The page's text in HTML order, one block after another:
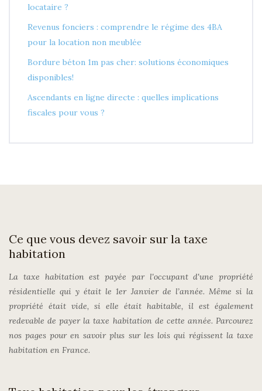
locataire ?
Revenus fonciers : comprendre le régime des 4BA
pour la location non meublée
Bordure béton 1m pas cher: solutions économiques
disponibles!
Ascendants en ligne directe : quelles implications
fiscales pour vous ?
Ce que vous devez savoir sur la taxe
habitation
La taxe habitation est payée par l'occupant d'une propriété
résidentielle qui y était le 1er Janvier de l’année. Même si la
propriété était vide, si elle était habitable, il est également
redevable de payer la taxe habitation de cette année. Parcourez
nos pages pour en savoir plus sur les lois qui régissent la taxe
habitation en France.